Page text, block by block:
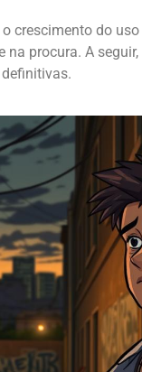
crescimento do
procura. A